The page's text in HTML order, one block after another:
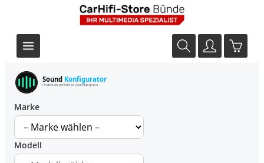
Sound Konfigurator
Finde dein perfektes Soundupgrade
Marke
Modell